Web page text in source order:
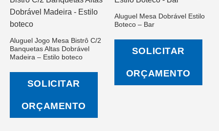
de
Desejos
Aluguel Jogo Mesa Bistrô C/2
Banquetas Altas Dobrável
Madeira – Estilo boteco
SOLICITAR
ORÇAMENTO
Desejos
Aluguel Mesa Dobrável Estilo
Boteco – Bar
SOLICITAR
ORÇAMENTO